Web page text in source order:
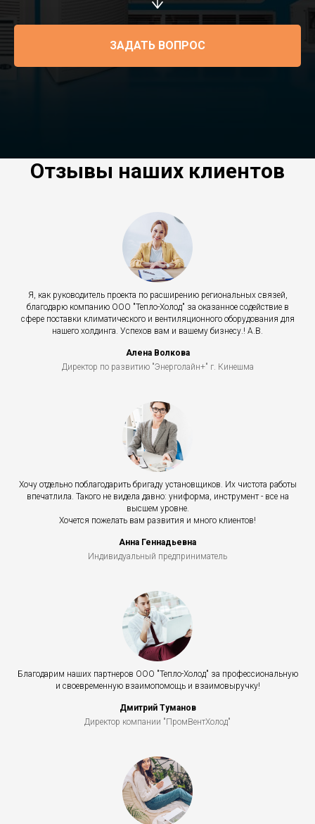
ЗАДАТЬ ВОПРОС
Отзывы наших клиентов
Я, как руководитель проекта по расширению региональных связей,
благодарю компанию ООО "Тепло-Холод" за оказанное содействие в
сфере поставки климатического и вентиляционного оборудования для
нашего холдинга. Успехов вам и вашему бизнесу.! А.В.
Алена Волкова
Директор по развитию "Энерголайн+" г. Кинешма
Хочу отдельно поблагодарить бригаду установщиков. Их чистота работы
впечатлила. Такого не видела давно: униформа, инструмент - все на
высшем уровне.
Хочется пожелать вам развития и много клиентов!
Анна Геннадьевна
Индивидуальный предприниматель
Благодарим наших партнеров ООО "Тепло-Холод" за профессиональную
и своевременную взаимопомощь и взаимовыручку!
Дмитрий Туманов
Директор компании "ПромВентХолод"